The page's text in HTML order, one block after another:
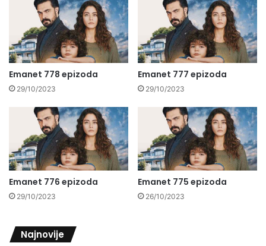
Emanet 778 epizoda
29/10/2023
Emanet 777 epizoda
29/10/2023
Emanet 776 epizoda
29/10/2023
Emanet 775 epizoda
26/10/2023
Najnovije